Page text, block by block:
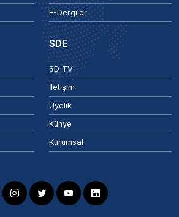
E-Dergiler
SDE
SD TV
İletişim
Üyelik
Künye
Kurumsal